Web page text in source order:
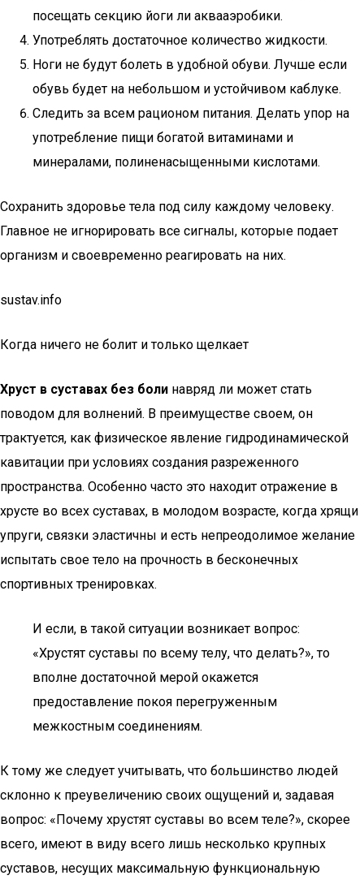
посещать секцию йоги ли аквааэробики.
Употреблять достаточное количество жидкости.
Ноги не будут болеть в удобной обуви. Лучше если
обувь будет на небольшом и устойчивом каблуке.
Следить за всем рационом питания. Делать упор на
употребление пищи богатой витаминами и
минералами, полиненасыщенными кислотами.
Сохранить здоровье тела под силу каждому человеку.
Главное не игнорировать все сигналы, которые подает
организм и своевременно реагировать на них.
sustav.info
Когда ничего не болит и только щелкает
Хруст в суставах без боли навряд ли может стать
поводом для волнений. В преимуществе своем, он
трактуется, как физическое явление гидродинамической
кавитации при условиях создания разреженного
пространства. Особенно часто это находит отражение в
хрусте во всех суставах, в молодом возрасте, когда хрящи
упруги, связки эластичны и есть непреодолимое желание
испытать свое тело на прочность в бесконечных
спортивных тренировках.
И если, в такой ситуации возникает вопрос:
«Хрустят суставы по всему телу, что делать?», то
вполне достаточной мерой окажется
предоставление покоя перегруженным
межкостным соединениям.
К тому же следует учитывать, что большинство людей
склонно к преувеличению своих ощущений и, задавая
вопрос: «Почему хрустят суставы во всем теле?», скорее
всего, имеют в виду всего лишь несколько крупных
суставов, несущих максимальную функциональную